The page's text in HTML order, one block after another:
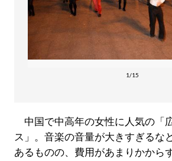
1/15
中国で中高年の女性に人気の「
ス」。音楽の音量が大きすぎるな
あるものの、費用があまりかから